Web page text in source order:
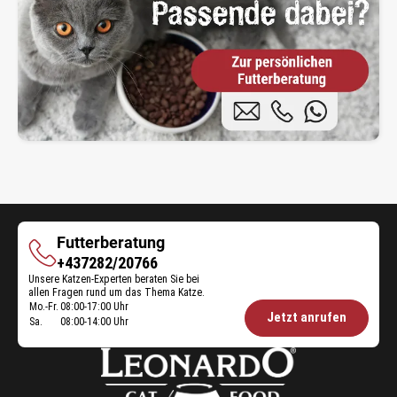
Futterberatung
Futterberatung
+437282/20766
Unsere Katzen-Experten beraten Sie bei
allen Fragen rund um das Thema Katze.
Öffnungszeiten
Mo.-Fr. 08:00-17:00 Uhr
Sa.
08:00-14:00 Uhr Jetzt anrufen